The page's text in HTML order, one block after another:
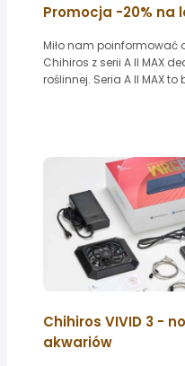
Promocja -20% na
Miło nam poinformować
Chihiros z serii A II MAX
roślinnej. Seria A II MAX to
Chihiros VIVID 3 -
akwariów